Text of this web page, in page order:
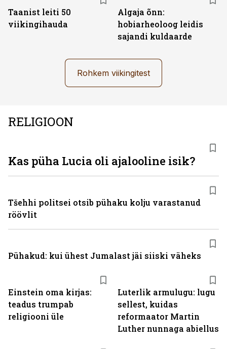
Taanist leiti 50
viikingihauda
Algaja õnn:
hobiarheoloog leidis
sajandi kuldaarde
Rohkem viikingitest
RELIGIOON
Einstein oma kirjas:
teadus trumpab
religiooni üle
Luterlik armulugu: lugu
sellest, kuidas
reformaator Martin
Luther nunnaga abiellus
Kas püha Lucia oli ajalooline isik?
Tšehhi politsei otsib pühaku kolju varastanud
röövlit
Pühakud: kui ühest Jumalast jäi siiski väheks